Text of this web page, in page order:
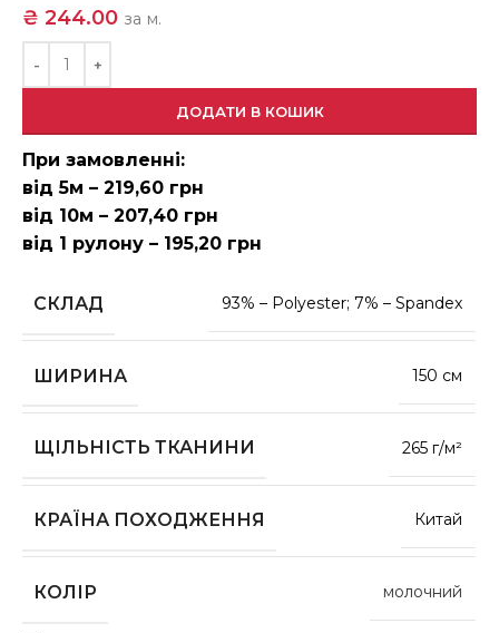
₴ 244.00 за м.
ДОДАТИ В КОШИК
При замовленні:
від 5м – 219,60 грн
від 10м – 207,40 грн
від 1 рулону – 195,20 грн
СКЛАД 93% – Polyester; 7% – Spandex
ШИРИНА 150 см
ЩІЛЬНІСТЬ ТКАНИНИ 265 г/м²
КРАЇНА ПОХОДЖЕННЯ Китай
КОЛІР молочний